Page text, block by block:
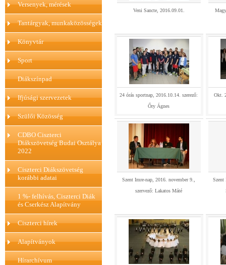
Versenyek, mérések
Tantárgyak, munkaközösségek
Könyvtár
Sport
Diákszínpad
Ifjúsági szervezetek
Szülői Közösség
CDBO Ciszterci
Diákszövetség Budai Osztálya
2022
Ciszterci Diákszövetség
korábbi adatai
1 %- felhívás, Ciszterci Diák
és Cserkész Alapítvány
Ciszterci hírek
Alapítványok
Hírarchívum
Veni Sancte, 2016.09.01.
24 órás sportnap, 2016.10.14. szerező:
Őry Ágnes
Okt.
Szent Imre-nap, 2016. november 9.,
szervező: Lakatos Máté
Szent